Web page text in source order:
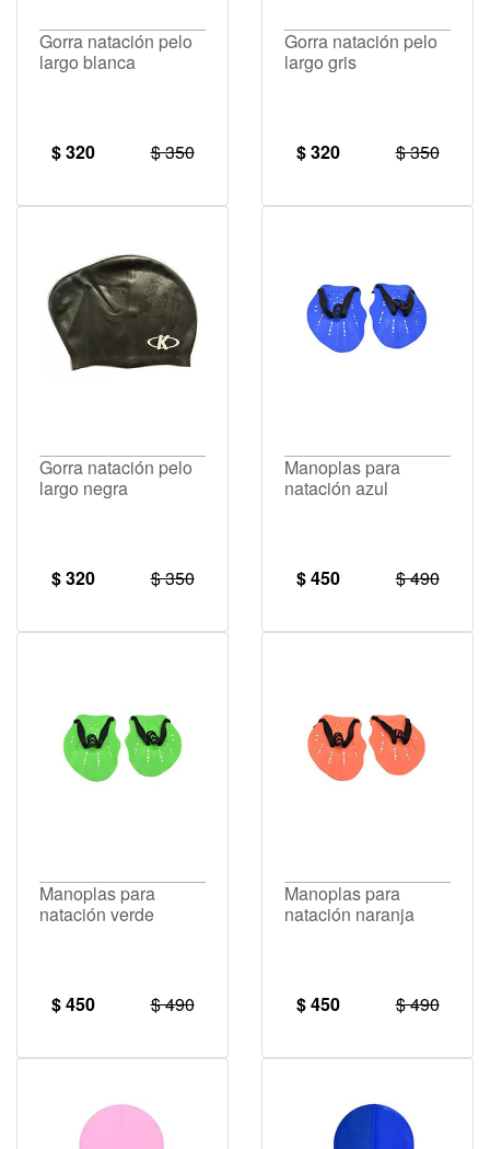
Gorra natación pelo
largo blanca
$ 320 $ 350
Gorra natación pelo
largo gris
$ 320 $ 350
Gorra natación pelo
largo negra
$ 320 $ 350
Manoplas para
natación azul
$ 450 $ 490
Manoplas para
natación verde
$ 450 $ 490
Manoplas para
natación naranja
$ 450 $ 490